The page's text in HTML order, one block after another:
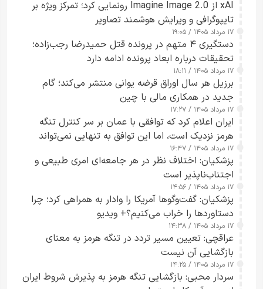
xAI از Imagine Image 2.0 رونمایی کرد؛ تمرکز ویژه بر
تایپوگرافی و ویرایش هوشمند تصاویر
۱۷ مرداد ۱۴۰۵ / ۱۹:۰۵
دستگیری ۴ متهم در پرونده قتل حمیدرضا رجب‌زاده؛
تحقیقات درباره ابعاد پرونده ادامه دارد
۱۷ مرداد ۱۴۰۵ / ۱۸:۱۱
برزیل هر سال اوراق قرضه یوانی منتشر می‌کند؛ گام
جدید در همکاری مالی با چین
۱۷ مرداد ۱۴۰۵ / ۱۷:۲۷
ایران اعلام کرد که توافقی با عمان بر سر کنترل تنگه
هرمز نزدیک است، اما این توافق به تنهایی نمی‌تواند
آبراه را آزاد کند
۱۷ مرداد ۱۴۰۵ / ۱۶:۴۷
پزشکیان: اختلاف نظر در هر جامعه‌ای امری طبیعی و
اجتناب‌ناپذیر است
۱۷ مرداد ۱۴۰۵ / ۱۴:۵۶
پزشکیان: گفت‌وگوها آمریکا را وادار به همراهی کرد؛ چرا
دستاوردها را خراب می‌کنیم؟+ ویدیو
۱۷ مرداد ۱۴۰۵ / ۱۴:۳۸
عراقچی: تعیین مسیر تردد در تنگه هرمز به معنای
بازگشایی آن نیست
۱۷ مرداد ۱۴۰۵ / ۱۴:۲۵
سردار محبی: بازگشایی تنگه هرمز به پذیرش شروط ایران